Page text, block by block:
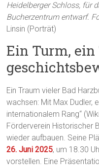
Heidelberger Schloss, für
Bucherzentrum entwarf.
Linsin (Porträt)
Ein Turm,
Ein Traum vieler Bad
wachsen: Mit Max Dudler,
internationalem Rang“
Förderverein Historischer
wieder aufbauen. Seine
26. Juni 2025, um 18.30
vorstellen. Eine